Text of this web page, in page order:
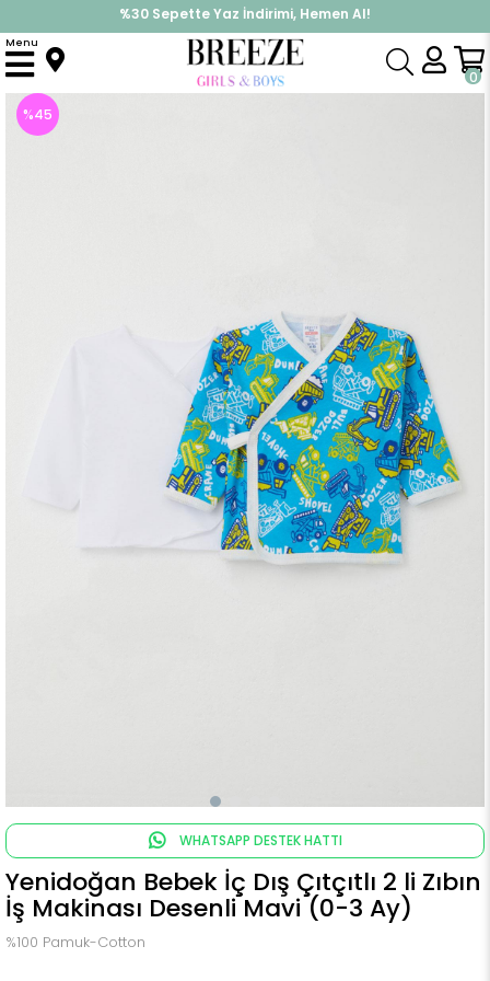
%30 Sepette Yaz İndirimi, Hemen Al!
İndirimlere ek %10 İndirimi Kap, Hemen Üye Ol!
0
Menu
Anasayfa Hastane Çıkışı
%45
WHATSAPP DESTEK HATTI
Yenidoğan Bebek İç Dış Çıtçıtlı 2 li Zıbın
İş Makinası Desenli Mavi (0-3 Ay)
%100 Pamuk-Cotton